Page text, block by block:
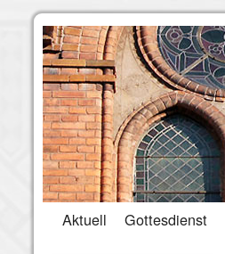
Aktuell Gottesdienst